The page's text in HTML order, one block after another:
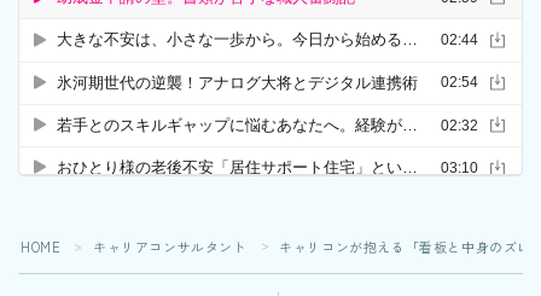
HOME ＞ キャリアコンサルタント ＞ キャリコンが抱える「看板と中身のズレ